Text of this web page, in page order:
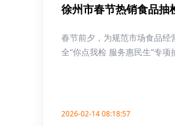
徐州市春节热销食品抽
春节前夕，为规范市场食品经
全“你点我检 服务惠民生”专
2026-02-14 08:18:57